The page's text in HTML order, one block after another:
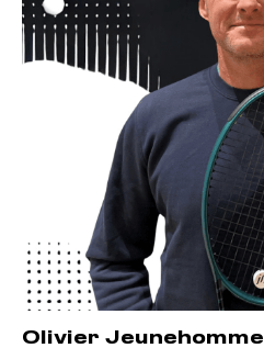
Olivier Jeunehomme